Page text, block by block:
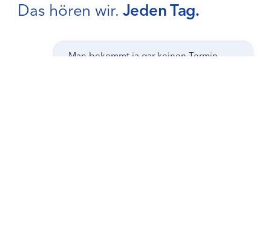
Das hören wir. Jeden Tag.
„Man bekommt ja gar keinen Termin